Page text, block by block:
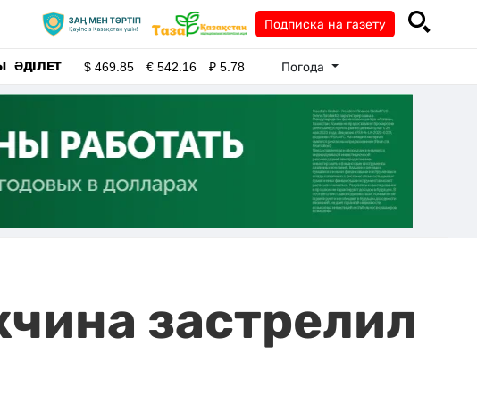
Подписка на газету
ӘДІЛЕТ $469.85 €542.16 ₽5.78 Погода
застрелил